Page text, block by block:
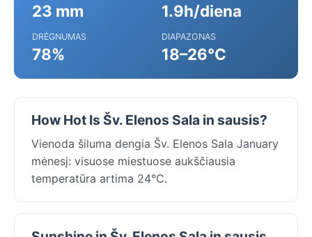
23 mm 1.9h/diena
DRĖGNUMAS
78%
DIAPAZONAS
18–26°C
How Hot Is Šv. Elenos Sala in sausis?
Vienoda šiluma dengia Šv. Elenos Sala January
mėnesį: visuose miestuose aukščiausia
temperatūra artima 24°C.